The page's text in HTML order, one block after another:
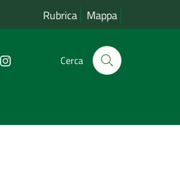
Rubrica Mappa
Cerca